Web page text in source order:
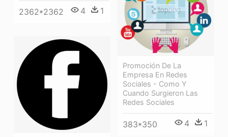
2362*2362 4 1
Promoción De La
Empresa En Redes
Sociales - Como Y
Cuando Surgieron Las
Redes Sociales
383*350 4 1